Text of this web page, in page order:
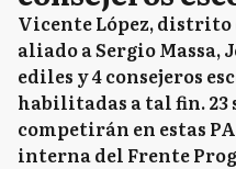
Vicente López,
aliado a Sergio Massa,
ediles y 4 consejeros
habilitadas a tal fin. 23
competirán en estas
interna del Frente